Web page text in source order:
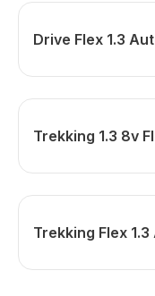
Drive Flex 1.3
Trekking 1.3 8v
Trekking Flex